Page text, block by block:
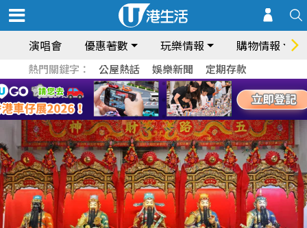
演唱會 優惠著數 玩樂情報 購物情報
熱門關鍵字： 公屋熱話 娛樂新聞 定期存款